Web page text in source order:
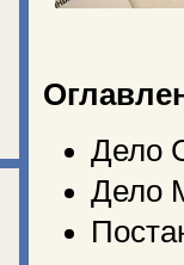
Дело
Дело